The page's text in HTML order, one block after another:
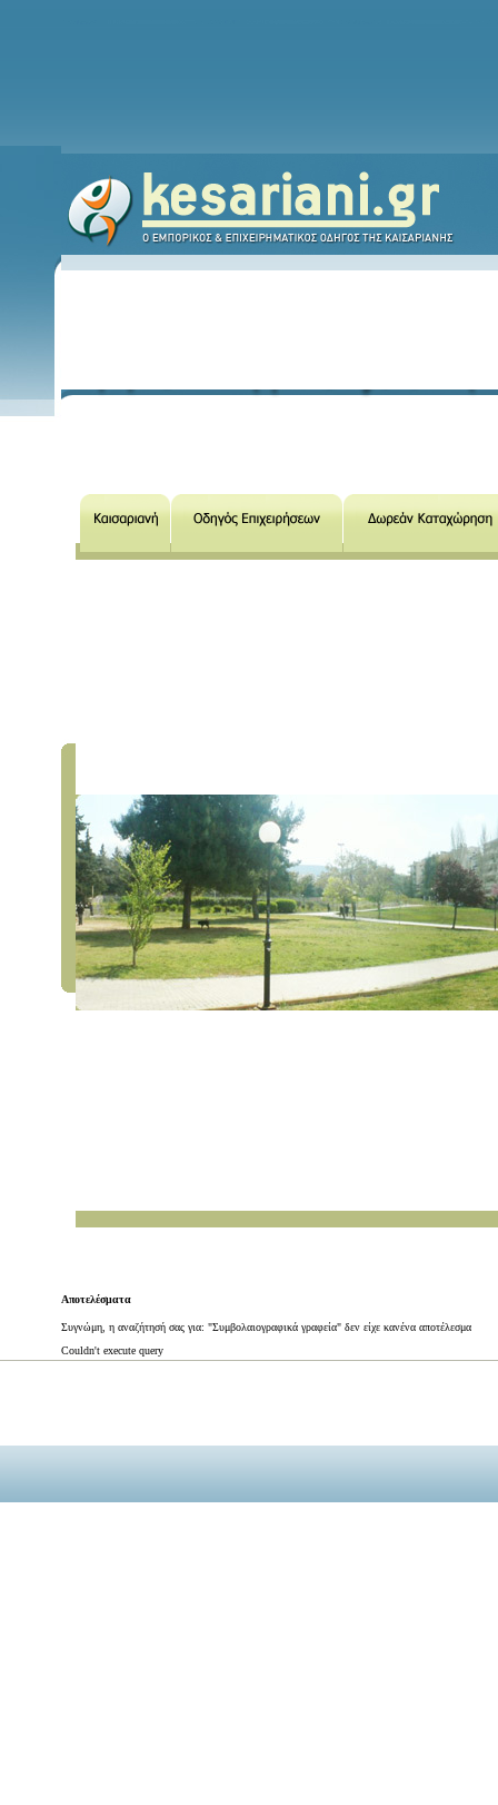
Αποτελέσματα
Συγνώμη, η αναζήτησή σας για: "Συμβολαιογραφικά γραφεία" δεν είχε κανένα αποτέλεσμα
Couldn't execute query